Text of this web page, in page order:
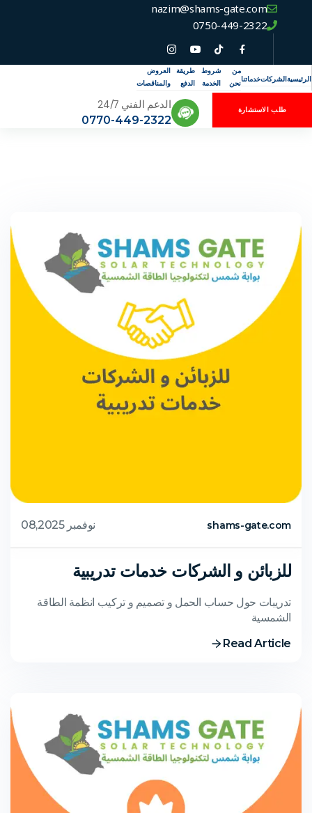
nazim@shams-gate.com
0750-449-2322
الرئيسيةالشركاتخدماتنا
من
نحن
شروط
الخدمة
طريقة
الدفع
العروض
والمناقصات
الدعم الفني 24/7
0770-449-2322
طلب الاستشارة
shams-gate.com نوفمبر 08,2025
للزبائن و الشركات خدمات تدريبية
تدريبات حول حساب الحمل و تصميم و تركيب انظمة الطاقة
الشمسية
Read Article